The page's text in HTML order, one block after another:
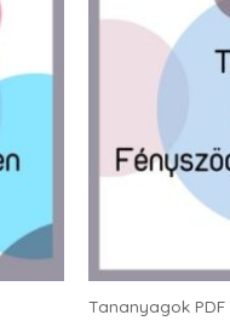
Tananyagok PDF